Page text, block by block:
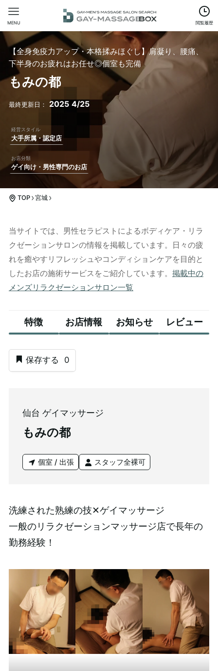
閲覧履歴
MENU
【全身免疫力アップ・本格揉みほぐし】肩凝り、腰痛、
下半身のお疲れはお任せ◎個室も完備
もみの都
2025 4/25
大手所属・認定店
ゲイ向け・男性専門のお店
TOP 宮城
当サイトでは、男性セラピストによるボディケア・リラ
クゼーションサロンの情報を掲載しています。日々の疲
れを癒やすリフレッシュやコンディションケアを目的と
したお店の施術サービスをご紹介しています。 掲載中の
メンズリラクゼーションサロン一覧
特徴 お店情報 お知らせ レビュー
保存する 0
仙台 ゲイマッサージ
もみの都
個室 / 出張 スタッフ全裸可
洗練された熟練の技✕ゲイマッサージ
一般のリラクゼーションマッサージ店で長年の
勤務経験！